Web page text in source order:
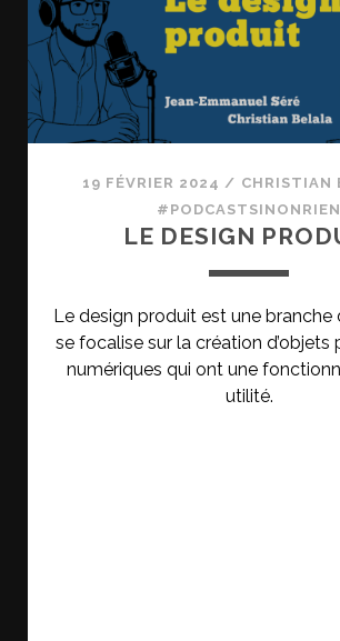
19 FÉVRIER 2024 / CHRISTIAN
#PODCASTSINONRIEN
LE DESIGN
Le design produit est une branche
se focalise sur la création d’objets
numériques qui ont une
utilité.